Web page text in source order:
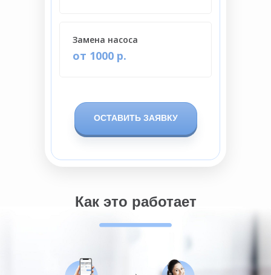
Как это работает
ОСТАВИТЬ ЗАЯВКУ
от 1000 р.
Замена насоса